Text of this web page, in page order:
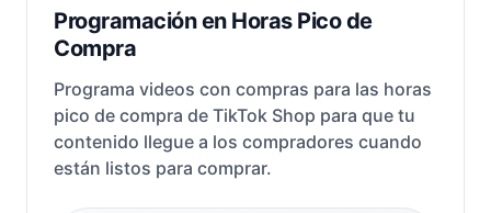
Programación en Horas Pico de
Compra
Programa videos con compras para las horas
pico de compra de TikTok Shop para que tu
contenido llegue a los compradores cuando
están listos para comprar.